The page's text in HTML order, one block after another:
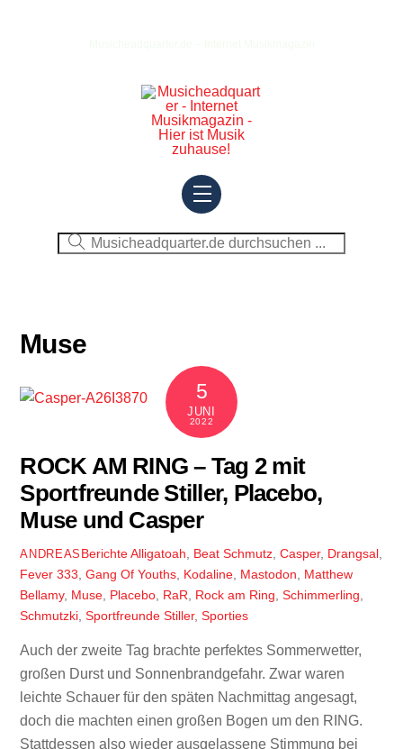
Menu
Muse
5
JUNI
2022
ROCK AM RING – Tag 2 mit
Sportfreunde Stiller, Placebo,
Muse und Casper
ANDREAS BerichteAlligatoah Beat Schmutz, Casper, Drangsal,
Fever 333 ,Gang Of Youths Kodaline Mastodon
Matthew
Bellamy, Muse Placebo RaR Rock am Ring ,Schimmerling
Schmutzki ,Sportfreunde Stiller,Sporties
Auch der zweite Tag brachte perfektes Sommerwetter,
großen Durst und Sonnenbrandgefahr. Zwar waren
leichte Schauer für den späten Nachmittag angesagt,
doch die machten einen großen Bogen um den RING.
Stattdessen also wieder ausgelassene Stimmung bei